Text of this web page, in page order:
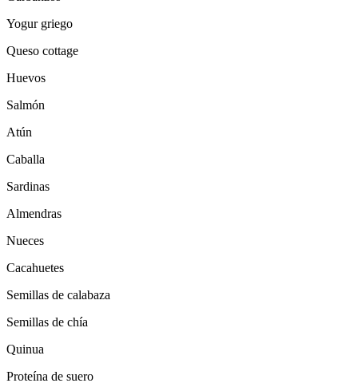
Yogur griego
Queso cottage
Huevos
Salmón
Atún
Caballa
Sardinas
Almendras
Nueces
Cacahuetes
Semillas de calabaza
Semillas de chía
Quinua
Proteína de suero